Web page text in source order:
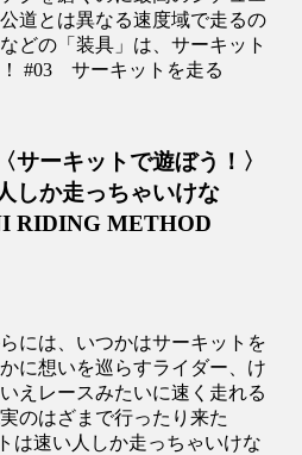
道とは異なる速度域で走るの
どの「装具」は、サーキット
#03 サーキットを走る
サーキットで遊ぼう！〉
しか走っちゃいけな
RIDING METHOD
には、いつかはサーキットを
に想いを巡らすライダー、け
えレースみたいに速く走れる
のはざまで行ったり来た
速い人しか走っちゃいけな